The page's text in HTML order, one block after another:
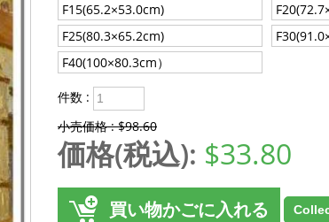
F15(65.2×53.0cm)
F25(80.3×65.2cm)
F40(100×80.3cm）
件数 :
小売価格 : $98.60
価格(税込): $33.80
買い物かごに入れる